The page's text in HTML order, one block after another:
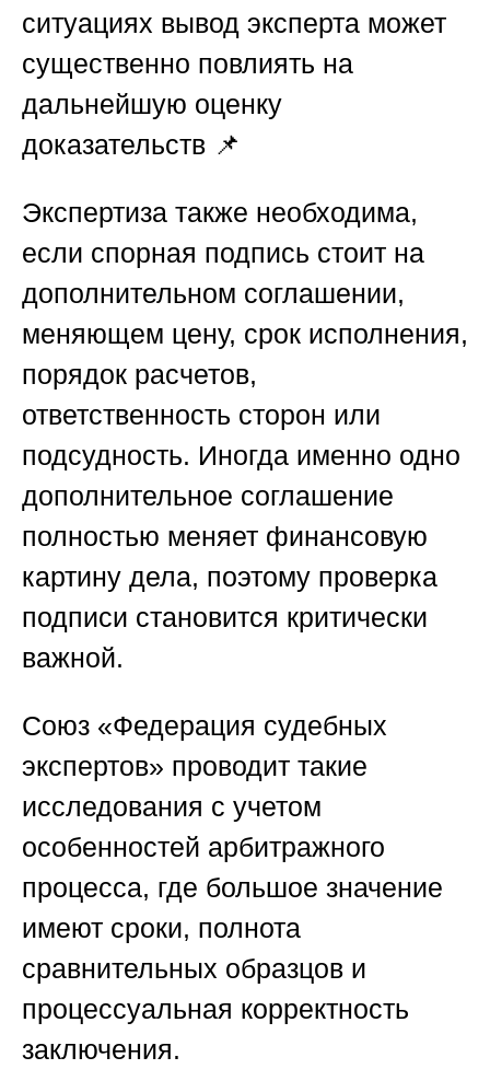
ситуациях вывод эксперта может
существенно повлиять на
дальнейшую оценку
доказательств 📌
Экспертиза также необходима,
если спорная подпись стоит на
дополнительном соглашении,
меняющем цену, срок исполнения,
порядок расчетов,
ответственность сторон или
подсудность. Иногда именно одно
дополнительное соглашение
полностью меняет финансовую
картину дела, поэтому проверка
подписи становится критически
важной.
Союз «Федерация судебных
экспертов» проводит такие
исследования с учетом
особенностей арбитражного
процесса, где большое значение
имеют сроки, полнота
сравнительных образцов и
процессуальная корректность
заключения.